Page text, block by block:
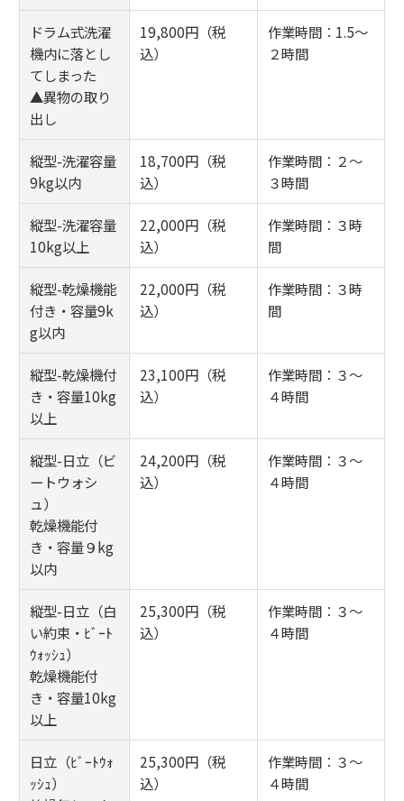
ドラム式洗濯
機内に落とし
てしまった
▲異物の取り
出し
19,800円（税
込）
作業時間：1.5～
２時間
縦型-洗濯容量
9kg以内
18,700円（税
込）
作業時間：２～
３時間
縦型-洗濯容量
10kg以上
22,000円（税
込）
作業時間：３時
間
縦型-乾燥機能
付き・容量9k
g以内
22,000円（税
込）
作業時間：３時
間
縦型-乾燥機付
き・容量10kg
以上
23,100円（税
込）
作業時間：３～
４時間
縦型-日立（ビ
ートウォシ
ュ）
乾燥機能付
き・容量９kg
以内
24,200円（税
込）
作業時間：３～
４時間
縦型-日立（白
い約束・ﾋﾞｰﾄ
ｳｫｯｼｭ）
乾燥機能付
き・容量10kg
以上
25,300円（税
込）
作業時間：３～
４時間
日立（ﾋﾞｰﾄｳｫ
ｯｼｭ）
25,300円（税
込）
作業時間：３～
４時間